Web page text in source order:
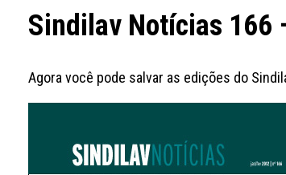
Sindilav Notícias 166
Agora você pode salvar as edições do